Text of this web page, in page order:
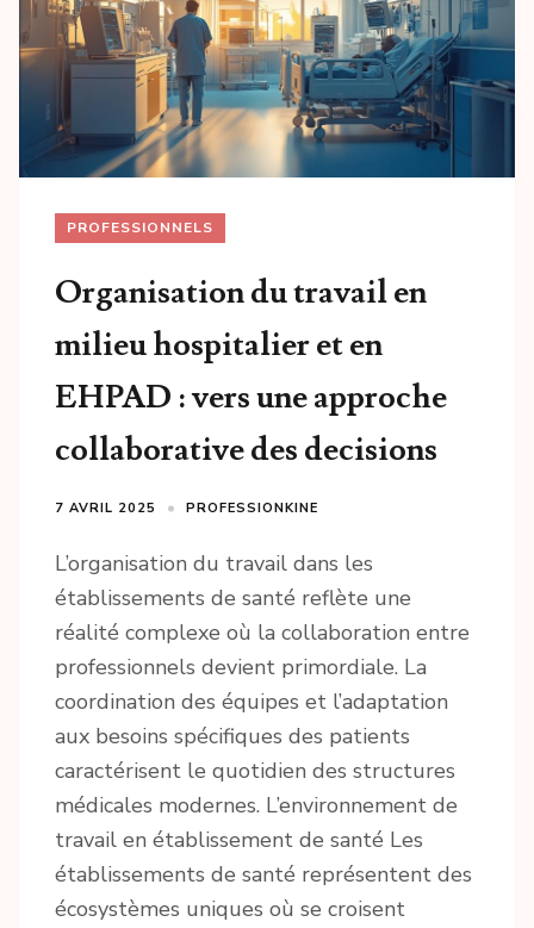
PROFESSIONNELS
Organisation du travail en
milieu hospitalier et en
EHPAD : vers une approche
collaborative des decisions
7 AVRIL 2025 PROFESSIONKINE
L’organisation du travail dans les
établissements de santé reflète une
réalité complexe où la collaboration entre
professionnels devient primordiale. La
coordination des équipes et l’adaptation
aux besoins spécifiques des patients
caractérisent le quotidien des structures
médicales modernes. L’environnement de
travail en établissement de santé Les
établissements de santé représentent des
écosystèmes uniques où se croisent